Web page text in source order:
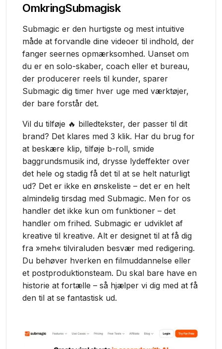
OmkringSubmagisk
Submagic er den hurtigste og mest intuitive
måde at forvandle dine videoer til indhold, der
fanger seernes opmærksomhed. Uanset om
du er en solo-skaber, coach eller et bureau,
der producerer reels til kunder, sparer
Submagic dig timer hver uge med værktøjer,
der bare forstår det.
Vil du tilføje 🔥 billedtekster, der passer til dit
brand? Det klares med 3 klik. Har du brug for
at beskære klip, tilføje b-roll, smide
baggrundsmusik ind, drysse lydeffekter over
det hele og stadig få det til at se helt naturligt
ud? Det er ikke en ønskeliste – det er en helt
almindelig tirsdag med Submagic. Men for os
handler det ikke kun om funktioner – det
handler om frihed. Submagic er udviklet af
kreative til kreative. Alt er designet til at få dig
fra »meh« tilviraluden besvær med redigering.
Du behøver hverken en filmuddannelse eller
et postproduktionsteam. Du skal bare have en
historie at fortælle – så hjælper vi dig med at få
den til at se fantastisk ud.